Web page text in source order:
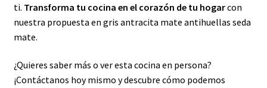
ti. Transforma tu cocina en el corazón de tu hogarcon
nuestra propuesta en gris antracita mate antihuellas seda
mate.
¿Quieres saber más o ver esta cocina en persona?
¡Contáctanos hoy mismo y descubre cómo podemos